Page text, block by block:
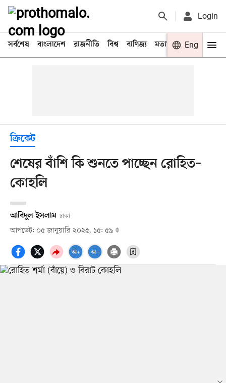
Login
সর্বশেষ বাংলাদেশ রাজনীতি বিশ্ব বাণিজ্য মতামত খেলা
Eng
ক্রিকেট
শেষের বাঁশি কি শুনতে পাচ্ছেন রোহিত–
কোহলি
আবিদুল ইসলাম ঢাকা
আপডেট: ০৫ জানুয়ারি ২০২৫, ১৫: ৫৯